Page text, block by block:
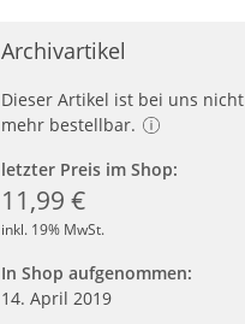
Archivartikel
Dieser Artikel ist bei uns nicht
mehr bestellbar.
letzter Preis im Shop:
11,99 €
inkl. 19% MwSt.
In Shop aufgenommen:
14. April 2019